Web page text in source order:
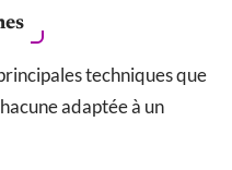
techniques que
adaptée à un